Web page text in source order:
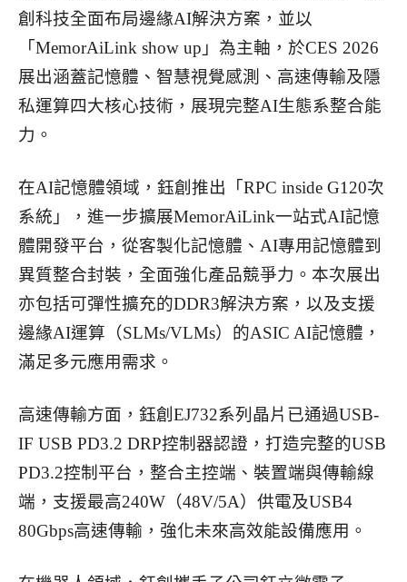
創科技全面布局邊緣AI解決方案，並以
「MemorAiLink show up」為主軸，於CES 2026
展出涵蓋記憶體、智慧視覺感測、高速傳輸及隱
私運算四大核心技術，展現完整AI生態系整合能
力。
在AI記憶體領域，鈺創推出「RPC inside G120次
系統」，進一步擴展MemorAiLink一站式AI記憶
體開發平台，從客製化記憶體、AI專用記憶體到
異質整合封裝，全面強化產品競爭力。本次展出
亦包括可彈性擴充的DDR3解決方案，以及支援
邊緣AI運算（SLMs/VLMs）的ASIC AI記憶體，
滿足多元應用需求。
高速傳輸方面，鈺創EJ732系列晶片已通過USB-
IF USB PD3.2 DRP控制器認證，打造完整的USB
PD3.2控制平台，整合主控端、裝置端與傳輸線
端，支援最高240W（48V/5A）供電及USB4
80Gbps高速傳輸，強化未來高效能設備應用。